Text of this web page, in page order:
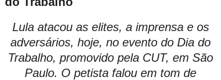
Lula atacou as elites, a imprensa e os
adversários, hoje, no evento do Dia do
Trabalho, promovido pela CUT, em São
Paulo. O petista falou em tom de